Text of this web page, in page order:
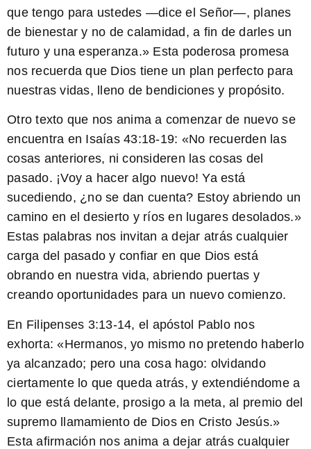
que tengo para ustedes —dice el Señor—, planes
de bienestar y no de calamidad, a fin de darles un
futuro y una esperanza.» Esta poderosa promesa
nos recuerda que Dios tiene un plan perfecto para
nuestras vidas, lleno de bendiciones y propósito.
Otro texto que nos anima a comenzar de nuevo se
encuentra en Isaías 43:18-19: «No recuerden las
cosas anteriores, ni consideren las cosas del
pasado. ¡Voy a hacer algo nuevo! Ya está
sucediendo, ¿no se dan cuenta? Estoy abriendo un
camino en el desierto y ríos en lugares desolados.»
Estas palabras nos invitan a dejar atrás cualquier
carga del pasado y confiar en que Dios está
obrando en nuestra vida, abriendo puertas y
creando oportunidades para un nuevo comienzo.
En Filipenses 3:13-14, el apóstol Pablo nos
exhorta: «Hermanos, yo mismo no pretendo haberlo
ya alcanzado; pero una cosa hago: olvidando
ciertamente lo que queda atrás, y extendiéndome a
lo que está delante, prosigo a la meta, al premio del
supremo llamamiento de Dios en Cristo Jesús.»
Esta afirmación nos anima a dejar atrás cualquier